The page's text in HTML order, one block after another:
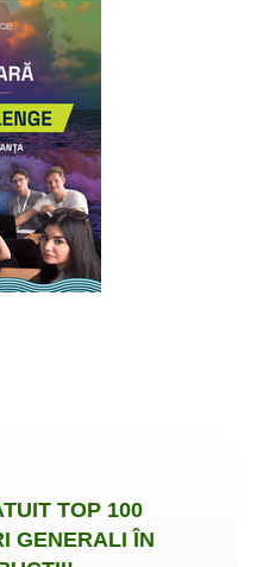
TOP 100
GENERALI ÎN